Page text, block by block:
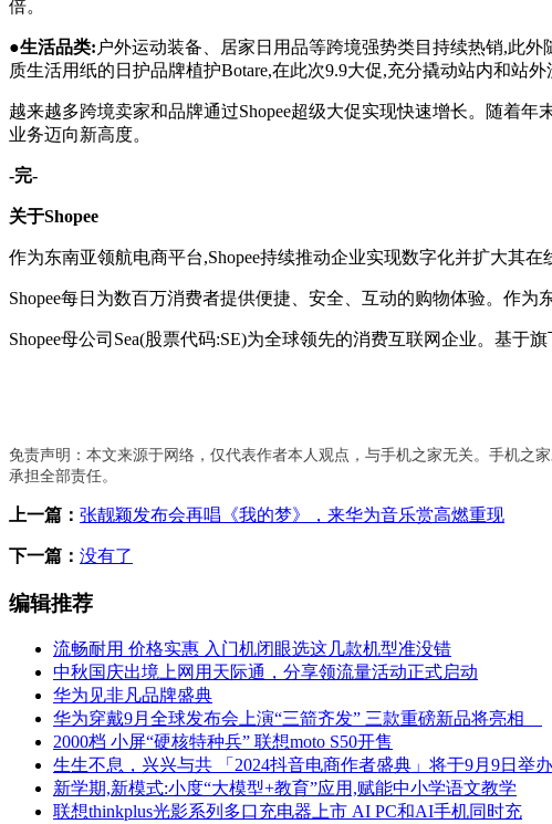
倍。
●生活品类: 户外运动装备、居家日用品等跨境强势类目持续热销,此
质生活用纸的日护品牌植护Botare,在此次9.9大促,充分撬动站内和站
越来越多跨境卖家和品牌通过Shopee超级大促实现快速增长。随着
业务迈向新高度。
-完-
关于Shopee
作为东南亚领航电商平台,Shopee持续推动企业实现数字化并扩大其
Shopee每日为数百万消费者提供便捷、安全、互动的购物体验。作
Shopee母公司Sea(股票代码:SE)为全球领先的消费互联网企业。基于
免责声明：本文来源于网络，仅代表作者本人观点，与手机之家无关。手机之
承担全部责任。
上一篇： 张靓颖发布会再唱《我的梦》，来华为音乐赏高燃重现
下一篇： 没有了
编辑推荐
流畅耐用 价格实惠 入门机闭眼选这几款机型准没错
中秋国庆出境上网用天际通，分享领流量活动正式启动
华为见非凡品牌盛典
华为穿戴9月全球发布会上演“三箭齐发” 三款重磅新品将亮相
2000档 小屏“硬核特种兵” 联想moto S50开售
生生不息，兴兴与共 「2024抖音电商作者盛典」将于9月9日举办
新学期,新模式:小度“大模型+教育”应用,赋能中小学语文教学
联想thinkplus光影系列多口充电器上市 AI PC和AI手机同时充